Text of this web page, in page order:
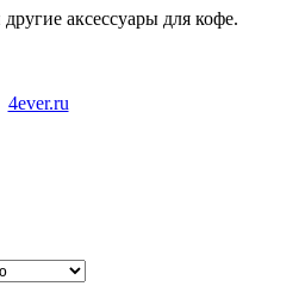
аксессуары для кофе.
4ever.ru